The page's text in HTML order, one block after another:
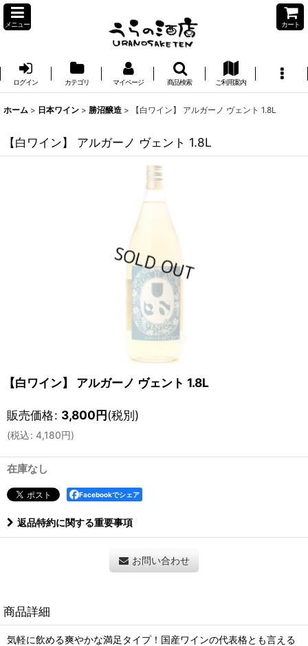
メニュー カート
ログイン カテゴリ マイページ 商品検索 ご利用案内
ホーム > 日本ワイン > 勝沼醸造 > 【白ワイン】 アルガーノ ヴェント 1.8L
【白ワイン】 アルガーノ ヴェント 1.8L
【白ワイン】 アルガーノ ヴェント 1.8L
販売価格: 3,800円(税別)
(税込: 4,180円)
在庫なし
Facebookでシェア
返品特約に関する重要事項
お問い合わせ
商品詳細
気軽に飲める爽やかな満足タイプ！国産ワインの代表格とも言える